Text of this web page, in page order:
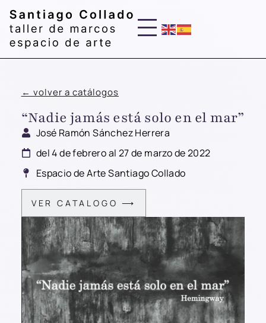
← volver a catálogos
“Nadie jamás está solo en el mar”
José Ramón Sánchez Herrera
del 4 de febrero al 27 de marzo de 2022
Espacio de Arte Santiago Collado
VER CATALOGO ⟶